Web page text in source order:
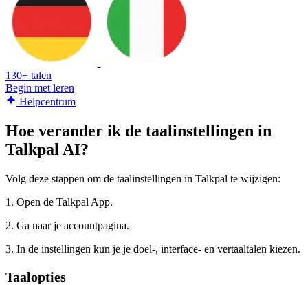
130+ talen
Begin met leren
Helpcentrum
Hoe verander ik de taalinstellingen in
Talkpal AI?
Volg deze stappen om de taalinstellingen in Talkpal te wijzigen:
1. Open de Talkpal App.
2. Ga naar je accountpagina.
3. In de instellingen kun je je doel-, interface- en vertaaltalen kiezen.
Taalopties